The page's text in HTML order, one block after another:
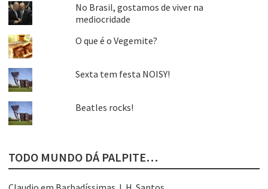
No Brasil, gostamos de viver na
mediocridade
O que é o Vegemite?
Sexta tem festa NOISY!
Beatles rocks!
TODO MUNDO DÁ PALPITE…